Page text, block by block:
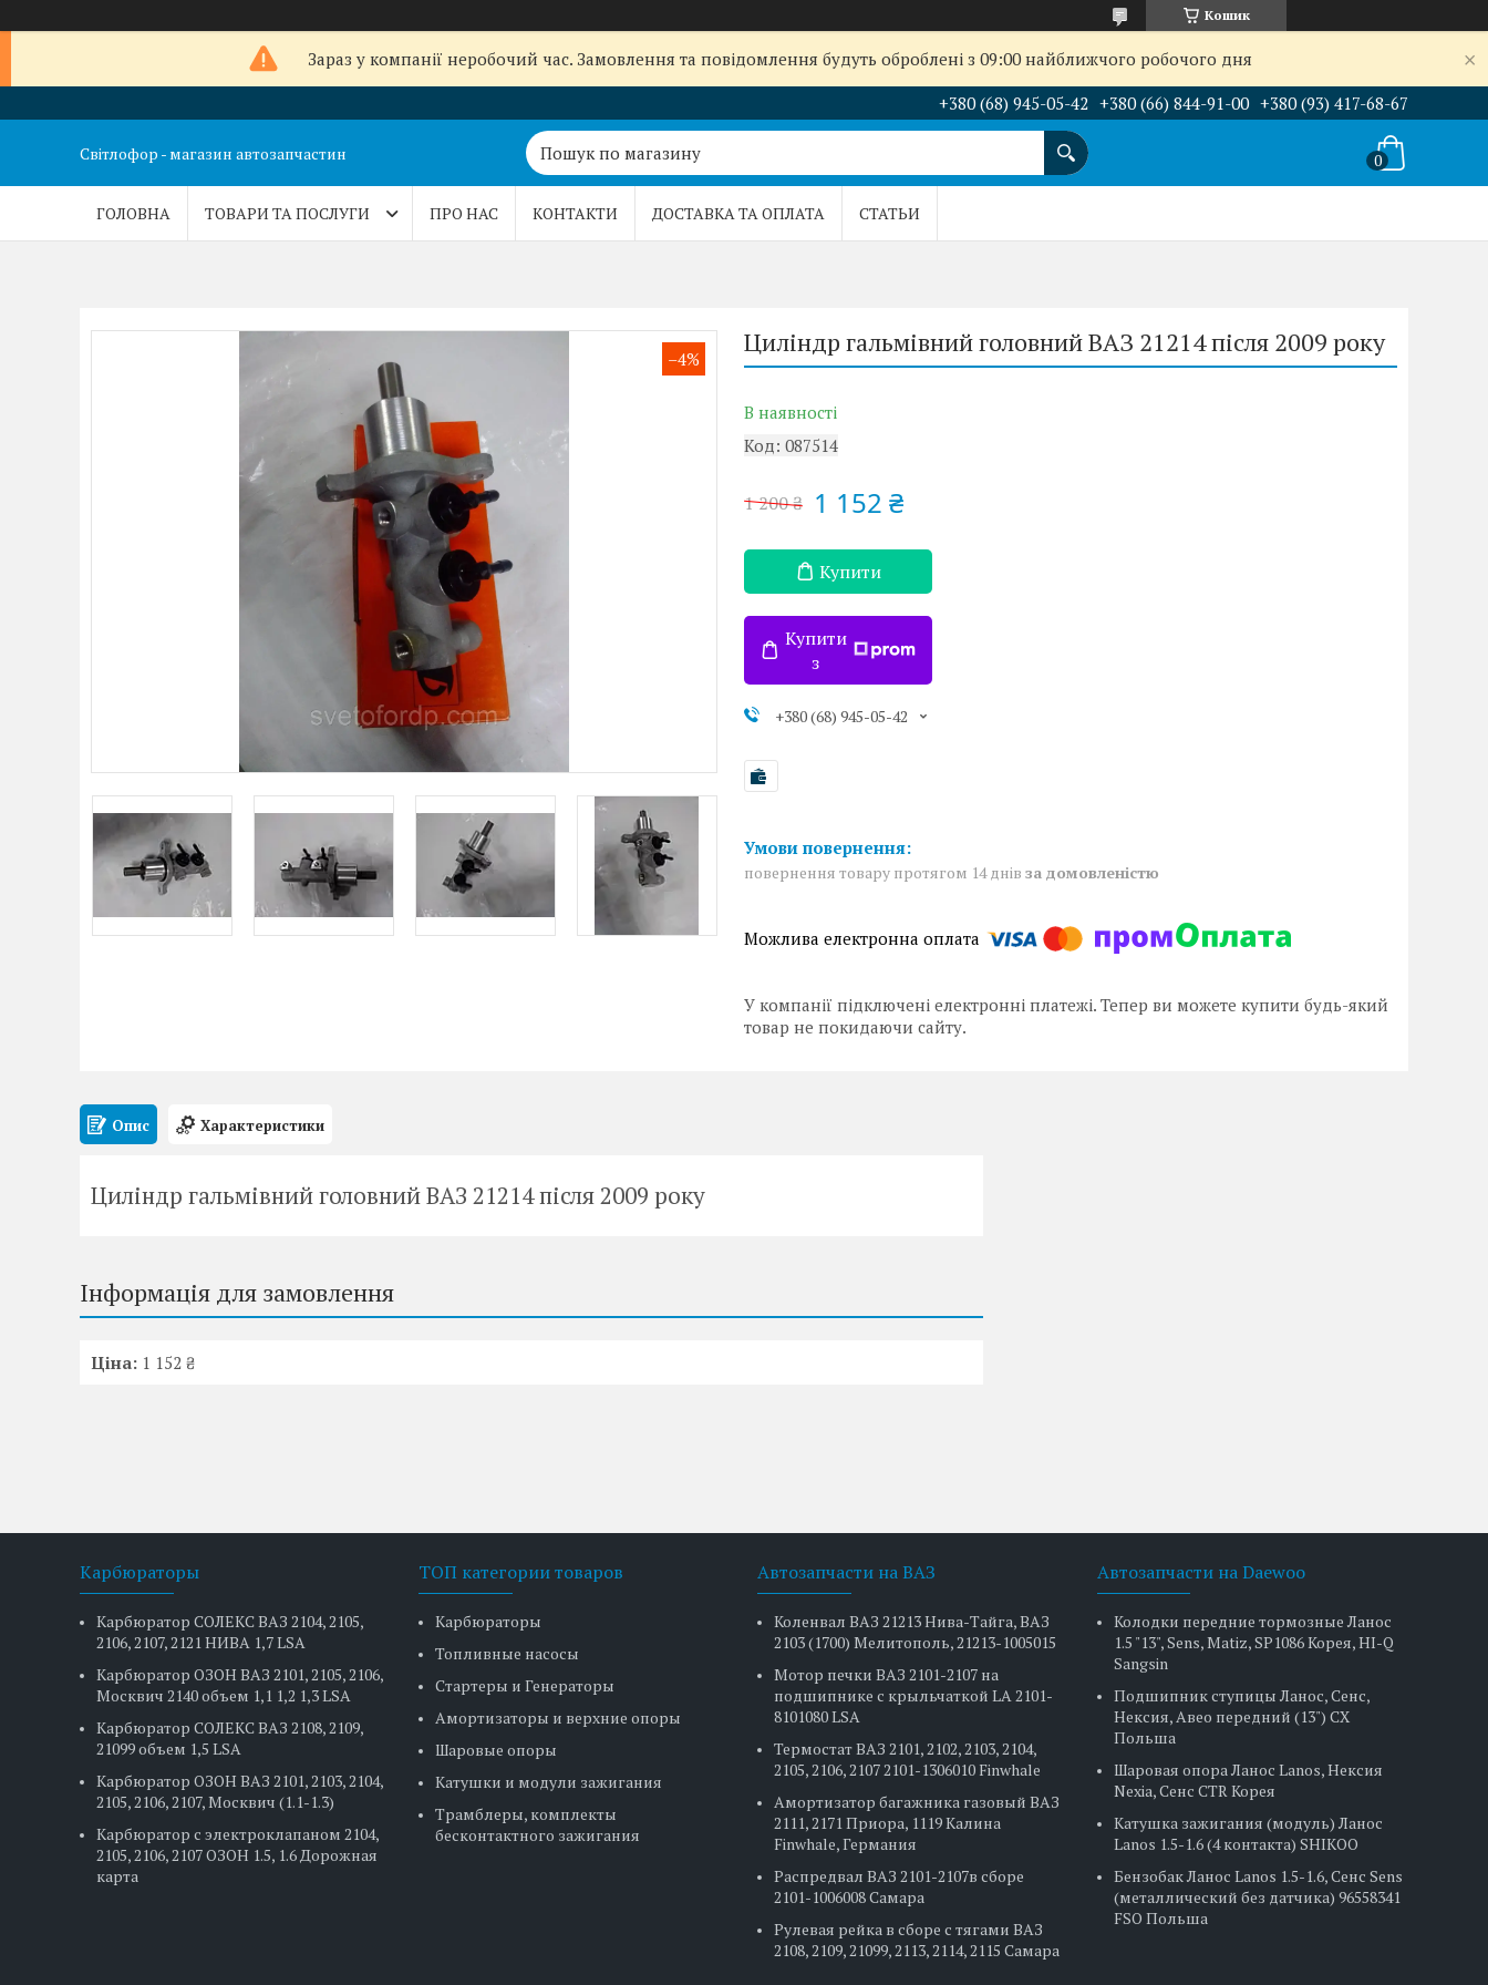
Кошик
Зараз у компанії неробочий час. Замовлення та повідомлення будуть оброблені з 09:00 найближчого робочого дня
+380 (68) 945-05-42 +380 (66) 844-91-00 +380 (93) 417-68-67
Світлофор - магазин автозапчастин
ГОЛОВНА ТОВАРИ ТА ПОСЛУГИ ПРО НАС КОНТАКТИ ДОСТАВКА ТА ОПЛАТА СТАТЬИ
–4%
Циліндр гальмівний головний ВАЗ 21214 після 2009 року
В наявності
Код: 087514
1 200 ₴ 1 152 ₴
Купити
Купити
з
+380 (68) 945-05-42
повернення товару протягом 14 днів за домовленістю
У компанії підключені електронні платежі. Тепер ви можете купити будь-який
товар не покидаючи сайту.
Опис Характеристики
Циліндр гальмівний головний ВАЗ 21214 після 2009 року
Інформація для замовлення
Ціна: 1 152 ₴
Карбюраторы
Карбюратор СОЛЕКС ВАЗ 2104, 2105,
2106, 2107, 2121 НИВА 1,7 LSA
Карбюратор ОЗОН ВАЗ 2101, 2105, 2106,
Москвич 2140 объем 1,1 1,2 1,3 LSA
Карбюратор СОЛЕКС ВАЗ 2108, 2109,
21099 объем 1,5 LSA
Карбюратор ОЗОН ВАЗ 2101, 2103, 2104,
2105, 2106, 2107, Москвич (1.1-1.3)
Карбюратор с электроклапаном 2104,
2105, 2106, 2107 ОЗОН 1.5, 1.6 Дорожная
карта
ТОП категории товаров
Карбюраторы
Топливные насосы
Стартеры и Генераторы
Амортизаторы и верхние опоры
Шаровые опоры
Катушки и модули зажигания
Трамблеры, комплекты
бесконтактного зажигания
Автозапчасти на ВАЗ
Коленвал ВАЗ 21213 Нива-Тайга, ВАЗ
2103 (1700) Мелитополь, 21213-1005015
Мотор печки ВАЗ 2101-2107 на
подшипнике с крыльчаткой LA 2101-
8101080 LSA
Термостат ВАЗ 2101, 2102, 2103, 2104,
2105, 2106, 2107 2101-1306010 Finwhale
Амортизатор багажника газовый ВАЗ
2111, 2171 Приора, 1119 Калина
Finwhale, Германия
Распредвал ВАЗ 2101-2107в сборе
2101-1006008 Самара
Рулевая рейка в сборе с тягами ВАЗ
2108, 2109, 21099, 2113, 2114, 2115 Самара
Автозапчасти на Daewoo
Колодки передние тормозные Ланос
1.5 "13", Sens, Matiz, SP1086 Корея, HI-Q
Sangsin
Подшипник ступицы Ланос, Сенс,
Нексия, Авео передний (13") CX
Польша
Шаровая опора Ланос Lanos, Нексия
Nexia, Сенс CTR Корея
Катушка зажигания (модуль) Ланос
Lanos 1.5-1.6 (4 контакта) SHIKOO
Бензобак Ланос Lanos 1.5-1.6, Сенс Sens
(металлический без датчика) 96558341
FSO Польша